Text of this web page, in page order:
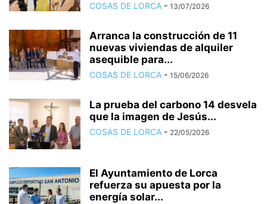
COSAS DE LORCA - 13/07/2026
Arranca la construcción de 11
nuevas viviendas de alquiler
asequible para...
COSAS DE LORCA - 15/06/2026
La prueba del carbono 14 desvela
que la imagen de Jesús...
COSAS DE LORCA - 22/05/2026
El Ayuntamiento de Lorca
refuerza su apuesta por la
energía solar...